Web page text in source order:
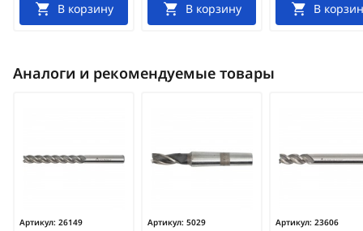
В корзину В корзину В
Аналоги и рекомендуемые товары
Артикул: 26149
Артикул: 5029
Артикул: 23606